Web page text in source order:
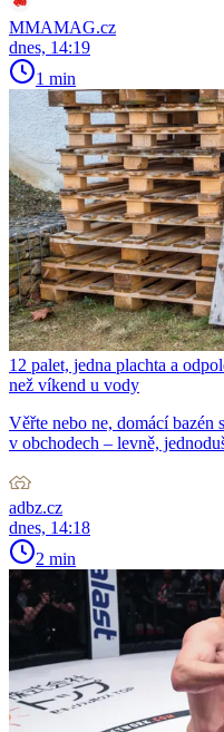
MMAMAG.cz
dnes, 14:19
1 min
12 palet, jedna plachta a
než víkend u vody
Věřte nebo ne, domácí bazén
v obchodech – levně,
adbz.cz
dnes, 14:18
2 min